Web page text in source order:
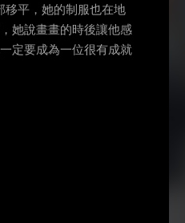
移平，她的制服也在地
她說畫畫的時後讓他感
定要成為一位很有成就